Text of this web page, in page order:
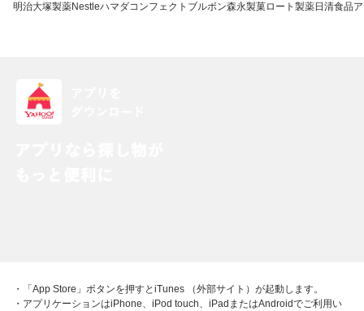
明治大塚製薬Nestleハマダコンフェクト ブルボン森永製菓ロート製薬日清食品
・「App Store」ボタンを押すとiTunes （外部サイト）が起動します。
・アプリケーションはiPhone、iPod touch、iPadまたはAndroidでご利用い